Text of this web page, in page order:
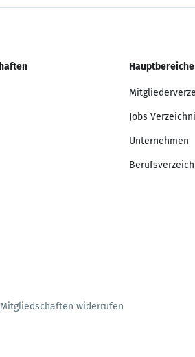
Hauptbereiche
Jobs
Unternehmen
Mitgliedschaften widerrufen